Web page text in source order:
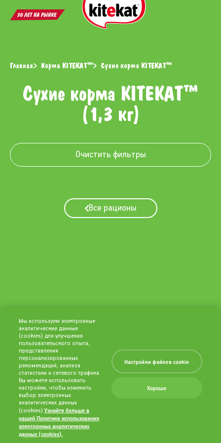
Главная Корма KITEKAT™ Сухие корма KITEKAT™
Сухие корма KITEKAT™
(1,3 кг)
Очистить фильтры
Все рационы
Мы используем электронные
аналитические данные
(cookies) для улучшения
пользовательского опыта,
представления
персонализированных
рекомендаций, анализа
статистики и сетевого трафика.
Вы можете использовать
настройки, чтобы изменить
выбор электронных
аналитических данных
(cookies).Узнайте больше в
нашей Политике использования
электронных аналитических
данных (cookies).
Настройки файлов cookie
Хорошо